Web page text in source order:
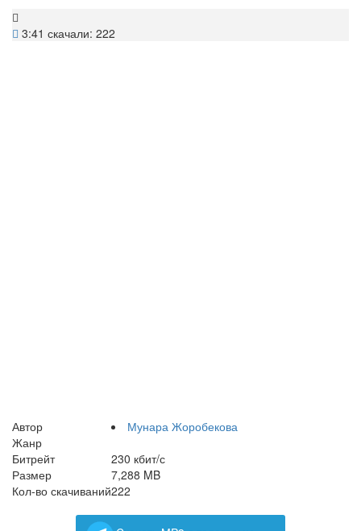
3:41 скачали: 222
Автор
Мунара Жоробекова
Жанр
Битрейт
230 кбит/с
Размер
7,288 MB
Кол-во скачиваний222